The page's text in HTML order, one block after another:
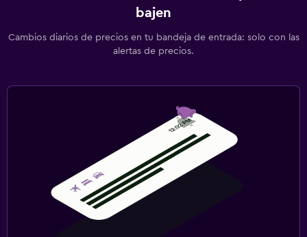
bajen
Cambios diarios de precios en tu bandeja de entrada: solo con las
alertas de precios.